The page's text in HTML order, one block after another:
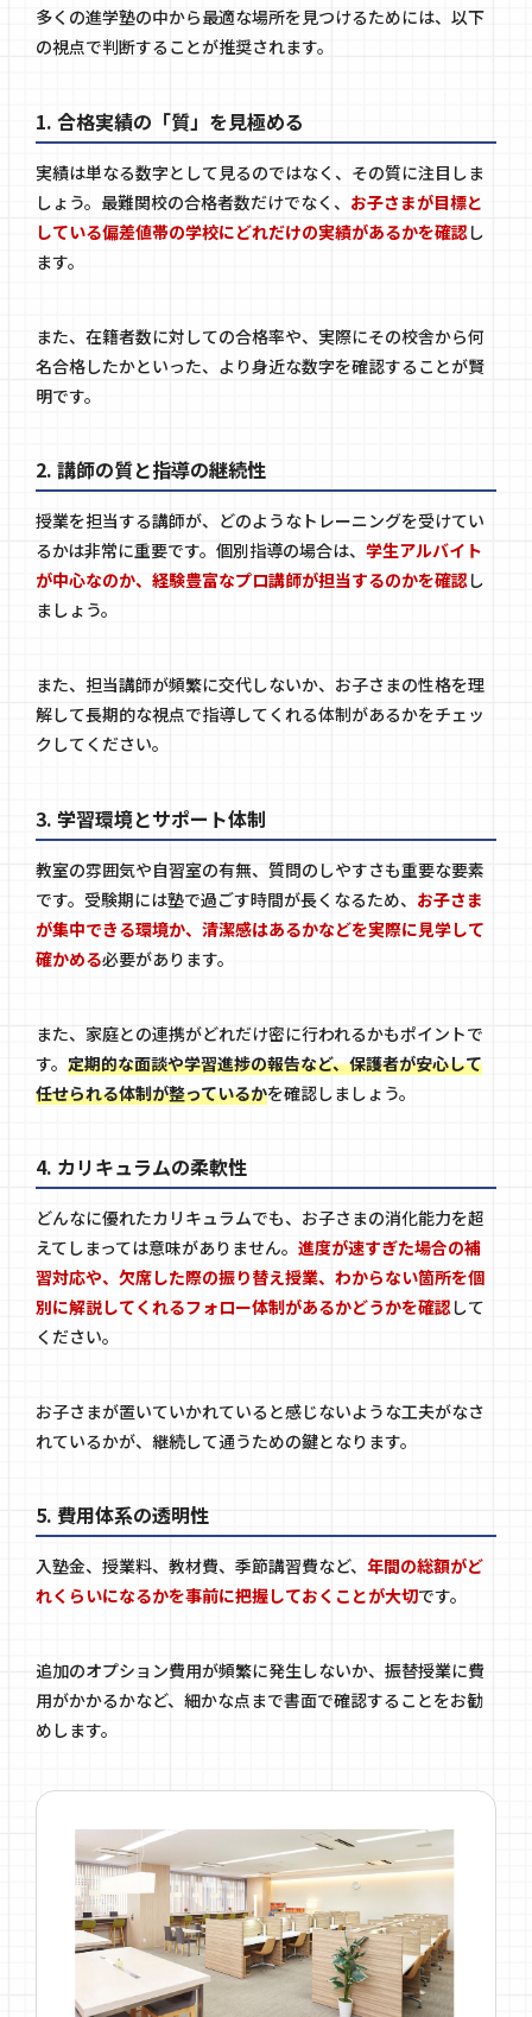
多くの進学塾の中から最適な場所を見つけるためには、以下
の視点で判断することが推奨されます。
1. 合格実績の「質」を見極める
実績は単なる数字として見るのではなく、その質に注目しま
しょう。最難関校の合格者数だけでなく、 お子さまが目標と
している偏差値帯の学校にどれだけの実績があるかを確認 し
ます。
また、在籍者数に対しての合格率や、実際にその校舎から何
名合格したかといった、より身近な数字を確認することが賢
明です。
2. 講師の質と指導の継続性
授業を担当する講師が、どのようなトレーニングを受けてい
るかは非常に重要です。個別指導の場合は、 学生アルバイト
が中心なのか、経験豊富なプロ講師が担当するのかを確認し
ましょう。
また、担当講師が頻繁に交代しないか、お子さまの性格を理
解して長期的な視点で指導してくれる体制があるかをチェッ
クしてください。
3. 学習環境とサポート体制
教室の雰囲気や自習室の有無、質問のしやすさも重要な要素
です。受験期には塾で過ごす時間が長くなるため、 お子さま
が集中できる環境か、清潔感はあるかなどを実際に見学して
確かめる必要があります。
また、家庭との連携がどれだけ密に行われるかもポイントで
す。 定期的な面談や学習進捗の報告など、保護者が安心して
任せられる体制が整っているかを確認しましょう。
4. カリキュラムの柔軟性
どんなに優れたカリキュラムでも、お子さまの消化能力を超
えてしまっては意味がありません。 進度が速すぎた場合の補
習対応や、欠席した際の振り替え授業、わからない箇所を個
別に解説してくれるフォロー体制があるかどうかを確認して
ください。
お子さまが置いていかれていると感じないような工夫がなさ
れているかが、継続して通うための鍵となります。
5. 費用体系の透明性
入塾金、授業料、教材費、季節講習費など、 年間の総額がど
れくらいになるかを事前に把握しておくことが大切です。
追加のオプション費用が頻繁に発生しないか、振替授業に費
用がかかるかなど、細かな点まで書面で確認することをお勧
めします。